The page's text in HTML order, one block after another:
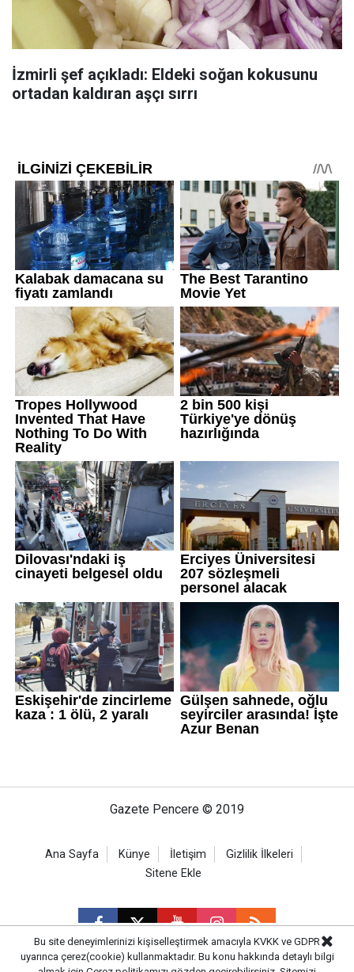
İzmirli şef açıkladı: Eldeki soğan kokusunu
ortadan kaldıran aşçı sırrı
Gazete Pencere © 2019
Ana Sayfa Künye İletişim
Gizlilik İlkeleri
Sitene Ekle
Bu site deneyimlerinizi kişiselleştirmek amacıyla KVKK ve GDPR
uyarınca çerez(cookie) kullanmaktadır. Bu konu hakkında detaylı bilgi